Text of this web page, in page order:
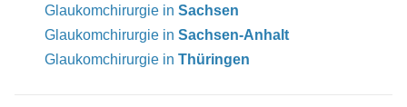
Glaukomchirurgie in Sachsen
Glaukomchirurgie in Sachsen-Anhalt
Glaukomchirurgie in Thüringen